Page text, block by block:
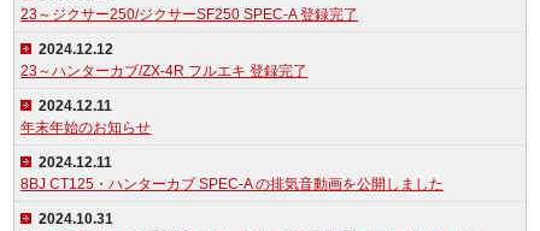
23～ジクサー250/ジクサーSF250 SPEC-A 登録完了
2024.12.12
23～ハンターカブ/ZX-4R フルエキ 登録完了
2024.12.11
年末年始のお知らせ
2024.12.11
8BJ CT125・ハンターカブ SPEC-A の排気音動画を公開しました
2024.10.31